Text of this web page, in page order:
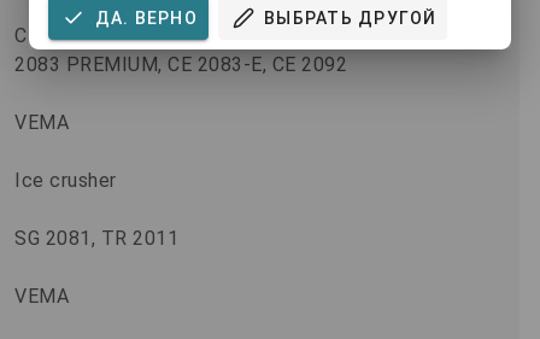
CE 2047, CE 2047 ABS, CE 2047 ALL, CE 2083, CE
2083 PREMIUM, CE 2083-E, CE 2092
VEMA
Ice crusher
SG 2081, TR 2011
VEMA
ДА. ВЕРНО ВЫБРАТЬ ДРУГОЙ